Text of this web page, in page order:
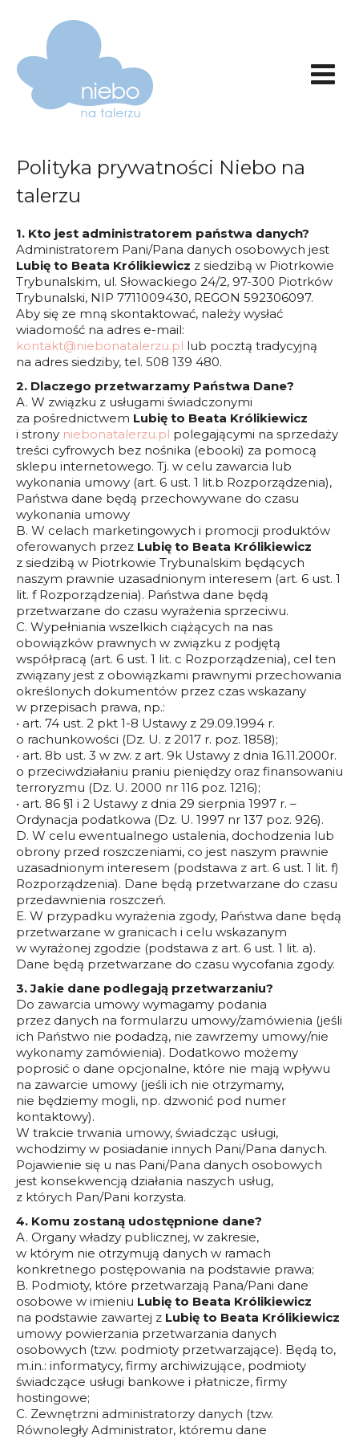
Polityka prywatności Niebo na
talerzu
1. Kto jest administratorem państwa danych?
Administratorem Pani/Pana danych osobowych jest
Lubię to Beata Królikiewicz z siedzibą w Piotrkowie
Trybunalskim, ul. Słowackiego 24/2, 97-300 Piotrków
Trybunalski, NIP 7711009430, REGON 592306097.
Aby się ze mną skontaktować, należy wysłać
wiadomość na adres e-mail:
kontakt@niebonatalerzu.pl lub pocztą tradycyjną
na adres siedziby, tel. 508 139 480.
2. Dlaczego przetwarzamy Państwa Dane?
A. W związku z usługami świadczonymi
za pośrednictwem Lubię to Beata Królikiewicz
i strony niebonatalerzu.pl polegającymi na sprzedaży
treści cyfrowych bez nośnika (ebooki) za pomocą
sklepu internetowego. Tj. w celu zawarcia lub
wykonania umowy (art. 6 ust. 1 lit.b Rozporządzenia),
Państwa dane będą przechowywane do czasu
wykonania umowy
B. W celach marketingowych i promocji produktów
oferowanych przez Lubię to Beata Królikiewicz
z siedzibą w Piotrkowie Trybunalskim będących
naszym prawnie uzasadnionym interesem (art. 6 ust. 1
lit. f Rozporządzenia). Państwa dane będą
przetwarzane do czasu wyrażenia sprzeciwu.
C. Wypełniania wszelkich ciążących na nas
obowiązków prawnych w związku z podjętą
współpracą (art. 6 ust. 1 lit. c Rozporządzenia), cel ten
związany jest z obowiązkami prawnymi przechowania
określonych dokumentów przez czas wskazany
w przepisach prawa, np.:
• art. 74 ust. 2 pkt 1-8 Ustawy z 29.09.1994 r.
o rachunkowości (Dz. U. z 2017 r. poz. 1858);
• art. 8b ust. 3 w zw. z art. 9k Ustawy z dnia 16.11.2000r.
o przeciwdziałaniu praniu pieniędzy oraz finansowaniu
terroryzmu (Dz. U. 2000 nr 116 poz. 1216);
• art. 86 §1 i 2 Ustawy z dnia 29 sierpnia 1997 r. –
Ordynacja podatkowa (Dz. U. 1997 nr 137 poz. 926).
D. W celu ewentualnego ustalenia, dochodzenia lub
obrony przed roszczeniami, co jest naszym prawnie
uzasadnionym interesem (podstawa z art. 6 ust. 1 lit. f)
Rozporządzenia). Dane będą przetwarzane do czasu
przedawnienia roszczeń.
E. W przypadku wyrażenia zgody, Państwa dane będą
przetwarzane w granicach i celu wskazanym
w wyrażonej zgodzie (podstawa z art. 6 ust. 1 lit. a).
Dane będą przetwarzane do czasu wycofania zgody.
3. Jakie dane podlegają przetwarzaniu?
Do zawarcia umowy wymagamy podania
przez danych na formularzu umowy/zamówienia (jeśli
ich Państwo nie podadzą, nie zawrzemy umowy/nie
wykonamy zamówienia). Dodatkowo możemy
poprosić o dane opcjonalne, które nie mają wpływu
na zawarcie umowy (jeśli ich nie otrzymamy,
nie będziemy mogli, np. dzwonić pod numer
kontaktowy).
W trakcie trwania umowy, świadcząc usługi,
wchodzimy w posiadanie innych Pani/Pana danych.
Pojawienie się u nas Pani/Pana danych osobowych
jest konsekwencją działania naszych usług,
z których Pan/Pani korzysta.
4. Komu zostaną udostępnione dane?
A. Organy władzy publicznej, w zakresie,
w którym nie otrzymują danych w ramach
konkretnego postępowania na podstawie prawa;
B. Podmioty, które przetwarzają Pana/Pani dane
osobowe w imieniu Lubię to Beata Królikiewicz
na podstawie zawartej z Lubię to Beata Królikiewicz
umowy powierzania przetwarzania danych
osobowych (tzw. podmioty przetwarzające). Będą to,
m.in.: informatycy, firmy archiwizujące, podmioty
świadczące usługi bankowe i płatnicze, firmy
hostingowe;
C. Zewnętrzni administratorzy danych (tzw.
Równoległy Administrator, któremu dane